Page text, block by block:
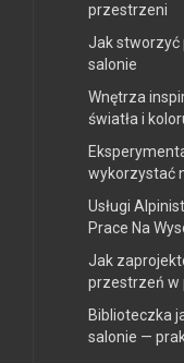
przestrzeni
Jak stworzyć
salonie
Wnętrza
światła i
wykorzystać
Usługi
Prace Na
Jak
przestrzeń w
Biblioteczka
salonie —